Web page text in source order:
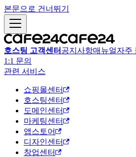
본문으로 건너뛰기
호스팅 고객센터 공지사항매뉴얼자주
1:1 문의
관련 서비스
쇼핑몰센터
호스팅센터
도메인센터
마케팅센터
앱스토어
디자인센터
창업센터